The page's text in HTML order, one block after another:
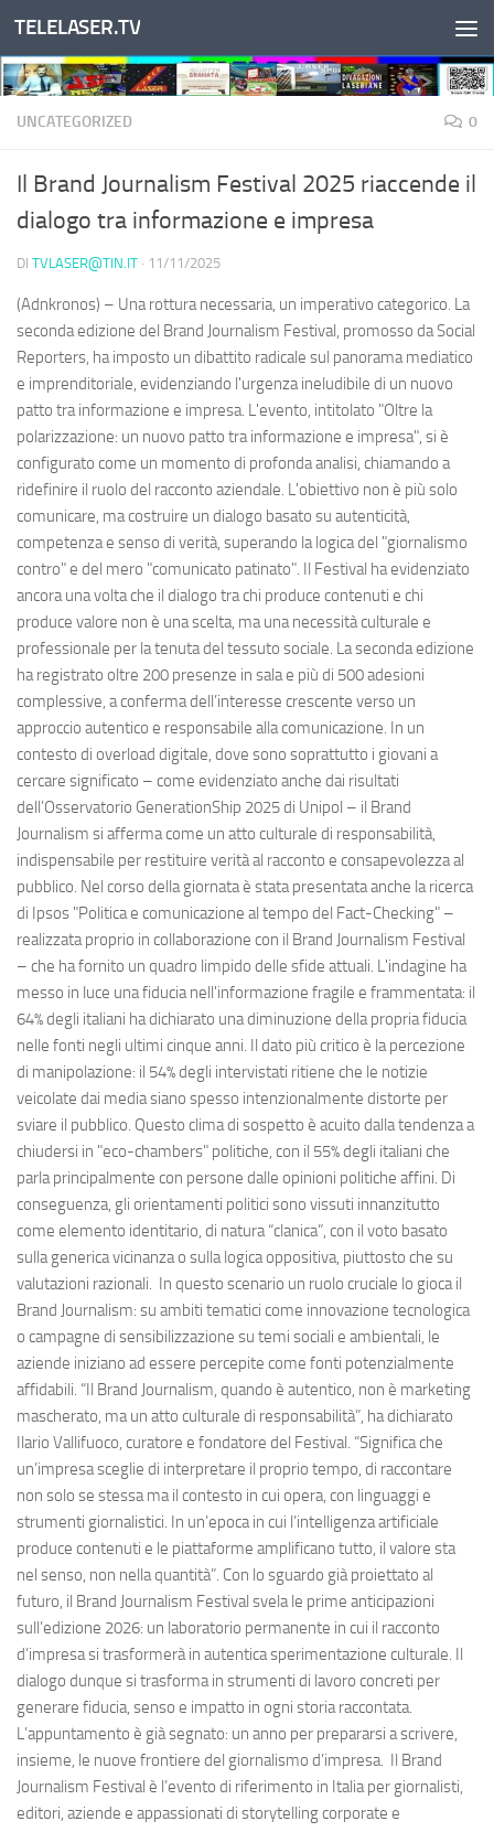
Salta al contenuto
TELELASER.TV
UNCATEGORIZED 0
Il Brand Journalism Festival 2025 riaccende il
dialogo tra informazione e impresa
DI TVLASER@TIN.IT · 11/11/2025
(Adnkronos) – Una rottura necessaria, un imperativo categorico. La
seconda edizione del Brand Journalism Festival, promosso da Social
Reporters, ha imposto un dibattito radicale sul panorama mediatico
e imprenditoriale, evidenziando l'urgenza ineludibile di un nuovo
patto tra informazione e impresa. L'evento, intitolato "Oltre la
polarizzazione: un nuovo patto tra informazione e impresa", si è
configurato come un momento di profonda analisi, chiamando a
ridefinire il ruolo del racconto aziendale. L'obiettivo non è più solo
comunicare, ma costruire un dialogo basato su autenticità,
competenza e senso di verità, superando la logica del "giornalismo
contro" e del mero "comunicato patinato". Il Festival ha evidenziato
ancora una volta che il dialogo tra chi produce contenuti e chi
produce valore non è una scelta, ma una necessità culturale e
professionale per la tenuta del tessuto sociale. La seconda edizione
ha registrato oltre 200 presenze in sala e più di 500 adesioni
complessive, a conferma dell’interesse crescente verso un
approccio autentico e responsabile alla comunicazione. In un
contesto di overload digitale, dove sono soprattutto i giovani a
cercare significato – come evidenziato anche dai risultati
dell’Osservatorio GenerationShip 2025 di Unipol – il Brand
Journalism si afferma come un atto culturale di responsabilità,
indispensabile per restituire verità al racconto e consapevolezza al
pubblico. Nel corso della giornata è stata presentata anche la ricerca
di Ipsos "Politica e comunicazione al tempo del Fact-Checking" –
realizzata proprio in collaborazione con il Brand Journalism Festival
– che ha fornito un quadro limpido delle sfide attuali. L'indagine ha
messo in luce una fiducia nell'informazione fragile e frammentata: il
64% degli italiani ha dichiarato una diminuzione della propria fiducia
nelle fonti negli ultimi cinque anni. Il dato più critico è la percezione
di manipolazione: il 54% degli intervistati ritiene che le notizie
veicolate dai media siano spesso intenzionalmente distorte per
sviare il pubblico. Questo clima di sospetto è acuito dalla tendenza a
chiudersi in "eco-chambers" politiche, con il 55% degli italiani che
parla principalmente con persone dalle opinioni politiche affini. Di
conseguenza, gli orientamenti politici sono vissuti innanzitutto
come elemento identitario, di natura “clanica”, con il voto basato
sulla generica vicinanza o sulla logica oppositiva, piuttosto che su
valutazioni razionali. In questo scenario un ruolo cruciale lo gioca il
Brand Journalism: su ambiti tematici come innovazione tecnologica
o campagne di sensibilizzazione su temi sociali e ambientali, le
aziende iniziano ad essere percepite come fonti potenzialmente
affidabili. “Il Brand Journalism, quando è autentico, non è marketing
mascherato, ma un atto culturale di responsabilità”, ha dichiarato
Ilario Vallifuoco, curatore e fondatore del Festival. “Significa che
un’impresa sceglie di interpretare il proprio tempo, di raccontare
non solo se stessa ma il contesto in cui opera, con linguaggi e
strumenti giornalistici. In un’epoca in cui l’intelligenza artificiale
produce contenuti e le piattaforme amplificano tutto, il valore sta
nel senso, non nella quantità”. Con lo sguardo già proiettato al
futuro, il Brand Journalism Festival svela le prime anticipazioni
sull’edizione 2026: un laboratorio permanente in cui il racconto
d’impresa si trasformerà in autentica sperimentazione culturale. Il
dialogo dunque si trasforma in strumenti di lavoro concreti per
generare fiducia, senso e impatto in ogni storia raccontata.
L’appuntamento è già segnato: un anno per prepararsi a scrivere,
insieme, le nuove frontiere del giornalismo d’impresa. Il Brand
Journalism Festival è l’evento di riferimento in Italia per giornalisti,
editori, aziende e appassionati di storytelling corporate e